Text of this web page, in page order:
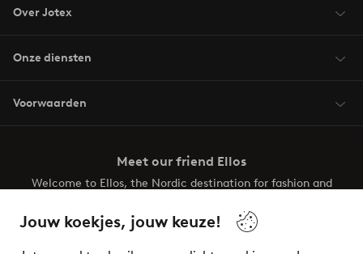
Jouw koekjes, jouw keuze!
Over Jotex
Onze diensten
Voorwaarden
Meet our friend Ellos
Welcome to Ellos, the Nordic destination for fashion and
your wardrobe. Your next inspiring look is here!